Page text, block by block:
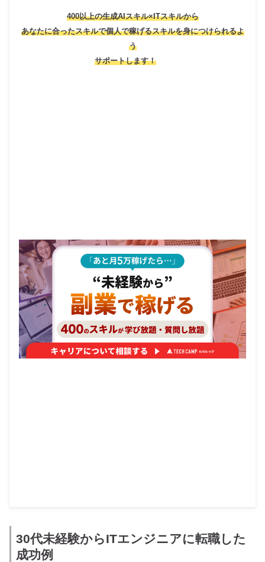
400以上の生成AIスキル×ITスキルから
あなたに合ったスキルで個人で稼げるスキルを身につけられるよ
う
サポートします！
30代未経験からITエンジニアに転職した
成功例